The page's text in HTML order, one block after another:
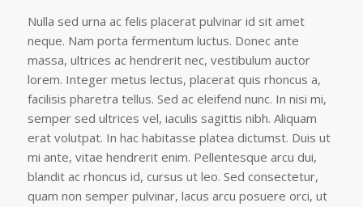
Nulla sed urna ac felis placerat pulvinar id sit amet
neque. Nam porta fermentum luctus. Donec ante
massa, ultrices ac hendrerit nec, vestibulum auctor
lorem. Integer metus lectus, placerat quis rhoncus a,
facilisis pharetra tellus. Sed ac eleifend nunc. In nisi mi,
semper sed ultrices vel, iaculis sagittis nibh. Aliquam
erat volutpat. In hac habitasse platea dictumst. Duis ut
mi ante, vitae hendrerit enim. Pellentesque arcu dui,
blandit ac rhoncus id, cursus ut leo. Sed consectetur,
quam non semper pulvinar, lacus arcu posuere orci, ut